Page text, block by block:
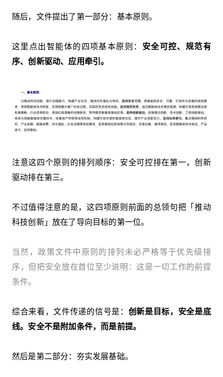
随后，文件提出了第一部分：基本原则。
这里点出智能体的四项基本原则： 安全可控、规范有
序、创新驱动、应用牵引。
注意这四个原则的排列顺序：安全可控排在第一，创新
驱动排在第三。
不过值得注意的是，这四项原则前面的总领句把「推动
科技创新」放在了导向目标的第一位。
当然，政策文件中原则的排列未必严格等于优先级排
序，但把安全放在首位至少说明：这是一切工作的前提
条件。
综合来看，文件传递的信号是： 创新是目标，安全是底
线。安全不是附加条件，而是前提。
然后是第二部分：夯实发展基础。